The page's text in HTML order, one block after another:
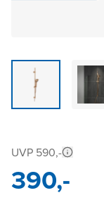
UVP 590,-
390,-